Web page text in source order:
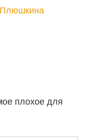
плохое для